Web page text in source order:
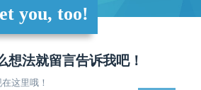
you, too!
想法就留言告诉我吧！
这里哦！